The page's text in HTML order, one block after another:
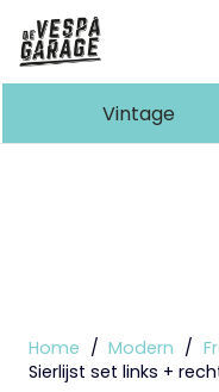
de resultaten
Vintage
Home / Modern /
Sierlijst set links +